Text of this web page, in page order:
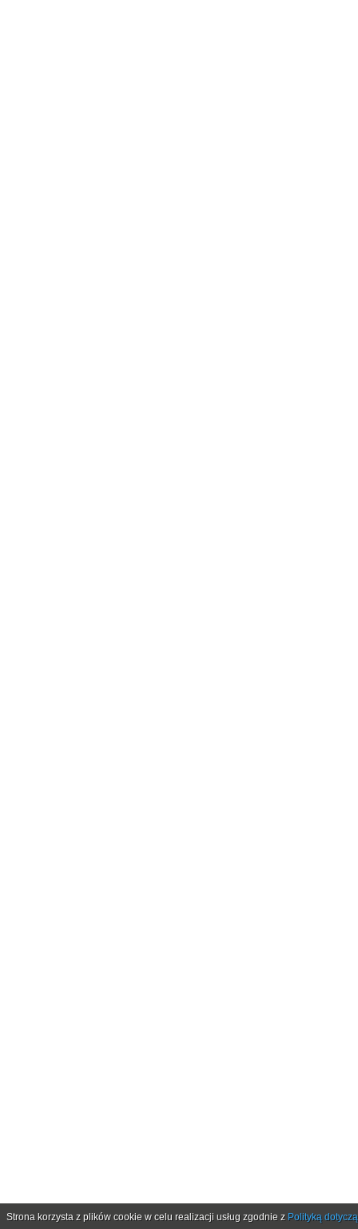
Strona korzysta z plików cookie w celu realizacji usług zgodnie z Polityką